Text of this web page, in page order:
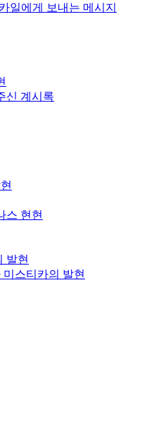
일에게 보내는 메시지
신 계시록
스 현현
발현
스티카의 발현